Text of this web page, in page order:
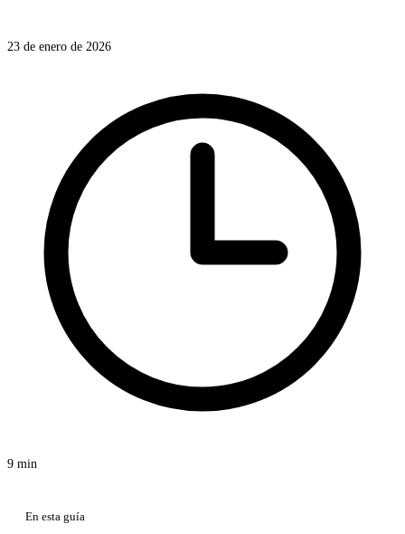
23 de enero de 2026
9 min
En esta guía